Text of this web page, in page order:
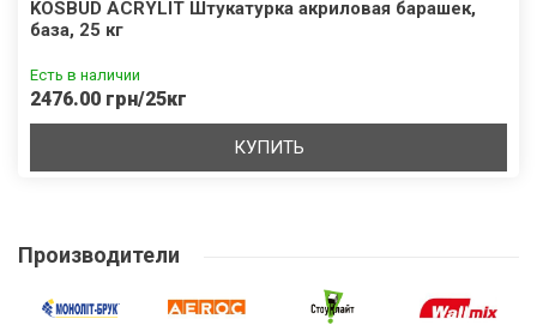
KOSBUD ACRYLIT Штукатурка акриловая барашек,
база, 25 кг
Есть в наличии
2476.00 грн/25кг
КУПИТЬ
Производители